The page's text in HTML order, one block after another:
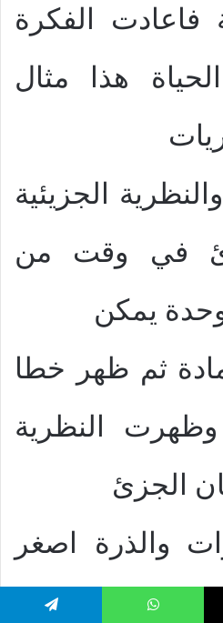
فاعادت الفكرة
هذا مثال
الجزيئية
في وقت من
يمكن
ثم ظهر خطا
النظرية
الجزئ
والذرة اصغر
هذه النظرية